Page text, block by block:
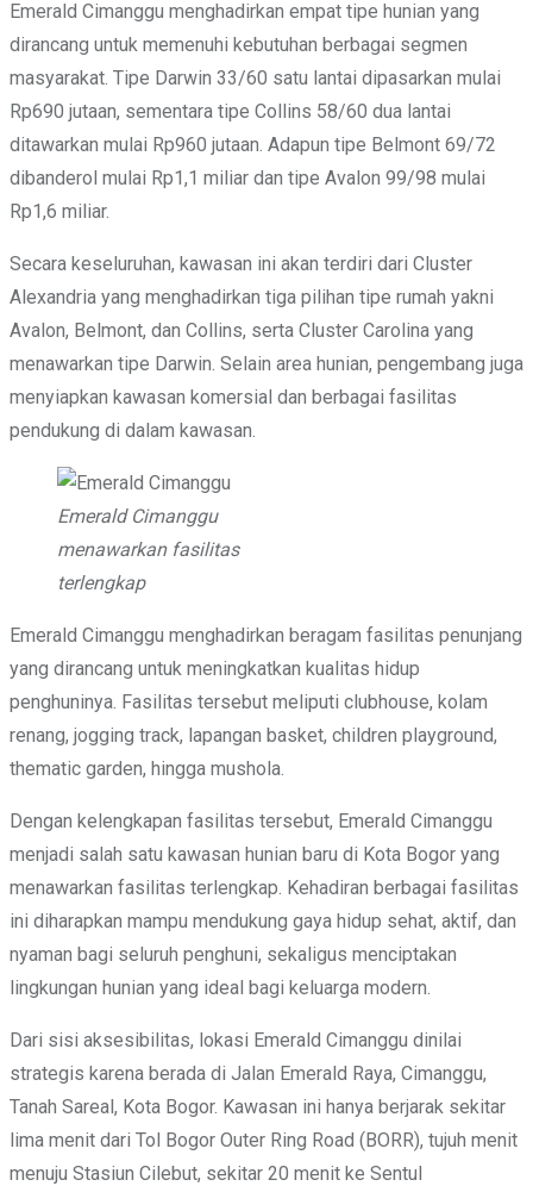
Emerald Cimanggu menghadirkan empat tipe hunian yang
dirancang untuk memenuhi kebutuhan berbagai segmen
masyarakat. Tipe Darwin 33/60 satu lantai dipasarkan mulai
Rp690 jutaan, sementara tipe Collins 58/60 dua lantai
ditawarkan mulai Rp960 jutaan. Adapun tipe Belmont 69/72
dibanderol mulai Rp1,1 miliar dan tipe Avalon 99/98 mulai
Rp1,6 miliar.
Secara keseluruhan, kawasan ini akan terdiri dari Cluster
Alexandria yang menghadirkan tiga pilihan tipe rumah yakni
Avalon, Belmont, dan Collins, serta Cluster Carolina yang
menawarkan tipe Darwin. Selain area hunian, pengembang juga
menyiapkan kawasan komersial dan berbagai fasilitas
pendukung di dalam kawasan.
Emerald Cimanggu
menawarkan fasilitas
terlengkap
Emerald Cimanggu menghadirkan beragam fasilitas penunjang
yang dirancang untuk meningkatkan kualitas hidup
penghuninya. Fasilitas tersebut meliputi clubhouse, kolam
renang, jogging track, lapangan basket, children playground,
thematic garden, hingga mushola.
Dengan kelengkapan fasilitas tersebut, Emerald Cimanggu
menjadi salah satu kawasan hunian baru di Kota Bogor yang
menawarkan fasilitas terlengkap. Kehadiran berbagai fasilitas
ini diharapkan mampu mendukung gaya hidup sehat, aktif, dan
nyaman bagi seluruh penghuni, sekaligus menciptakan
lingkungan hunian yang ideal bagi keluarga modern.
Dari sisi aksesibilitas, lokasi Emerald Cimanggu dinilai
strategis karena berada di Jalan Emerald Raya, Cimanggu,
Tanah Sareal, Kota Bogor. Kawasan ini hanya berjarak sekitar
lima menit dari Tol Bogor Outer Ring Road (BORR), tujuh menit
menuju Stasiun Cilebut, sekitar 20 menit ke Sentul